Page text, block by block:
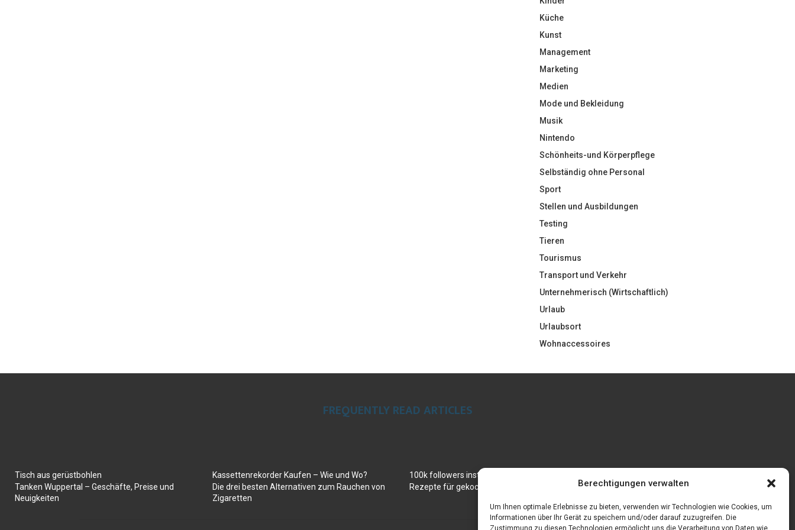
Berechtigungen verwalten
Um Ihnen optimale Erlebnisse zu bieten, verwenden wir Technologien wie Cookies, um
Informationen über Ihr Gerät zu speichern und/oder darauf zuzugreifen. Die
Zustimmung zu diesen Technologien ermöglicht uns die Verarbeitung von Daten wie
Küche
Kunst
Management
Marketing
Medien
Mode und Bekleidung
Musik
Nintendo
Schönheits-und Körperpflege
Selbständig ohne Personal
Sport
Stellen und Ausbildungen
Testing
Tieren
Tourismus
Transport und Verkehr
Unternehmerisch (Wirtschaftlich)
Urlaub
Urlaubsort
Wohnaccessoires
FREQUENTLY READ ARTICLES
Tisch aus gerüstbohlen
Tanken Wuppertal – Geschäfte, Preise und
Neuigkeiten
Kassettenrekorder Kaufen – Wie und Wo?
Die drei besten Alternativen zum Rauchen von
Zigaretten
100k followers instagram buy
Rezepte für gekochte Süßkartoffeln
eigenen Bild